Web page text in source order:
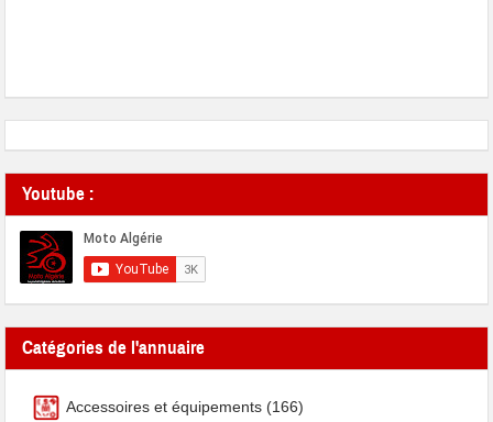
Youtube :
Catégories de l'annuaire
Accessoires et équipements (166)